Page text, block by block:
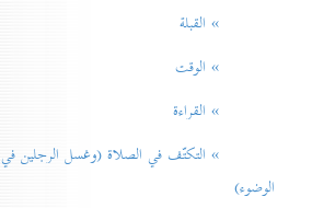
» القبلة
» الوقت
» القراءة
» التكتّف في الصلاة (وغسل الرجلين في
الوضوء)